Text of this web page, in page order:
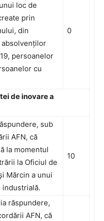
loc de
prin
din
persoanelor
cu
0
de inovare a
sub
AFN, că
la momentul
la Oficiul de
Mărcin a unui
10
răspundere,
AFN, că